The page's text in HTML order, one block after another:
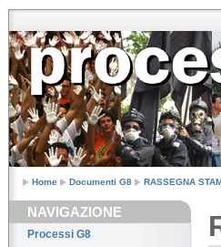
Home Documenti G8 RASSEGNA
NAVIGAZIONE
Processi G8